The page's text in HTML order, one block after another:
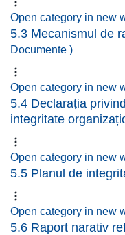
Open category in new
5.3 Mecanismul de
Documente )
Open category in new
5.4 Declarația
integritate
Open category in new
5.5 Planul de
Open category in new
5.6 Raport narativ